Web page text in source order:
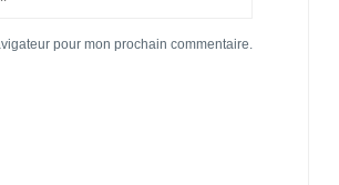
pour mon prochain commentaire.